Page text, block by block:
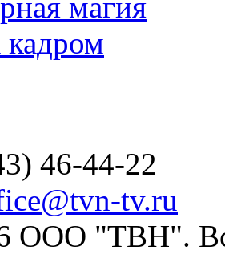
46-44-22
tv.ru
ООО "ТВН".